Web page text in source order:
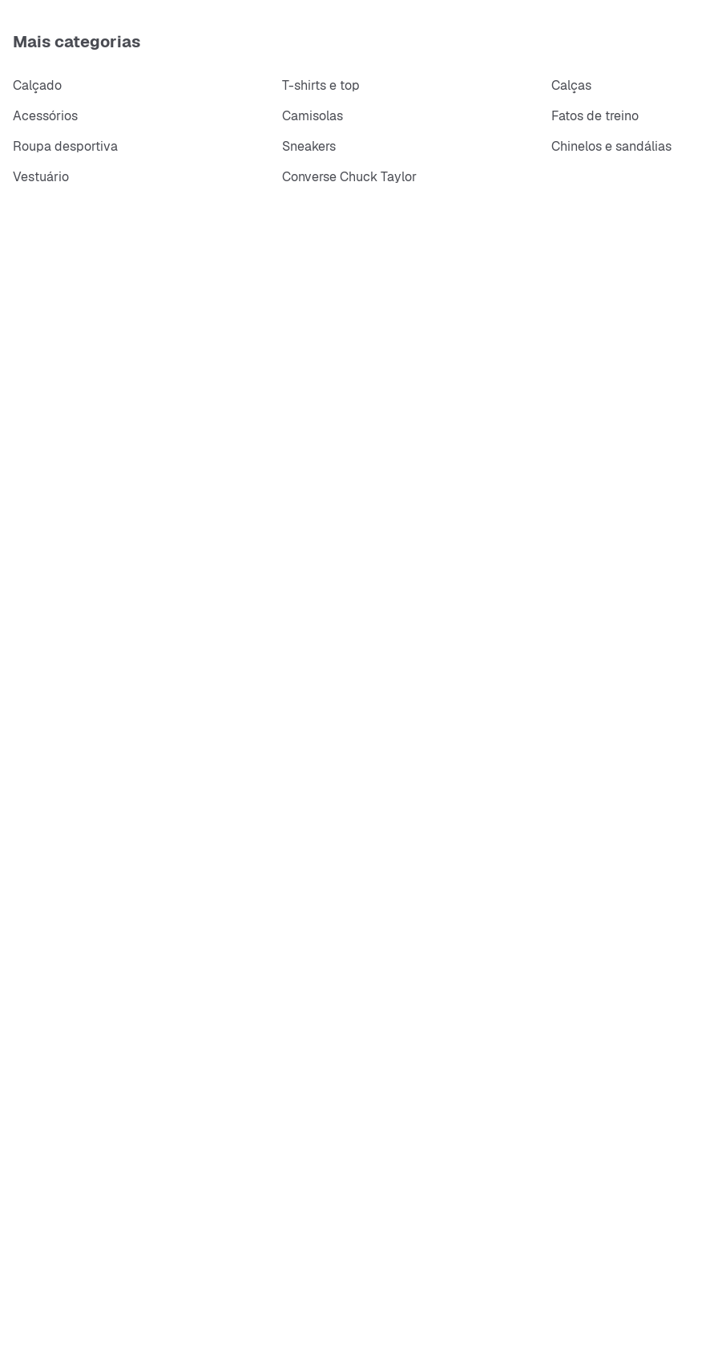
Mais categorias
Calçado T-shirts e top Calças
Acessórios
Camisolas Fatos de treino
Roupa desportiva
Sneakers Chinelos e sandálias
Vestuário
Converse Chuck Taylor